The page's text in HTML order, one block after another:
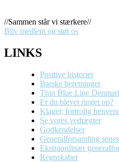
//Sammen står vi stærkere//
Bliv medlem og støt os
LINKS
Positive historier
Barske beretninger
Thin Blue Line
Er du blevet ringet op?
Klager, fortrolig
Se vores vedtægter
Godkendelser
Generalforsamling
Ekstraordinær
Regnskaber